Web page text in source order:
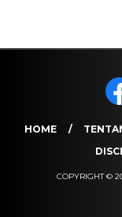
HOME
COPYRIGHT ©